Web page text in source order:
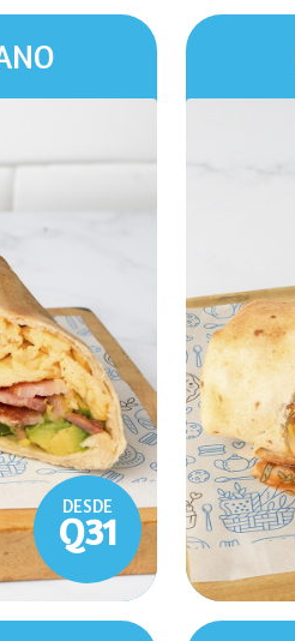
DESDE
Q31